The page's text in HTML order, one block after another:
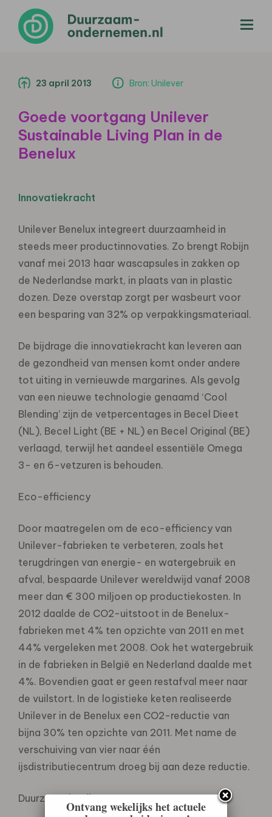
23 april 2013 Bron: Unilever
Goede voortgang Unilever
Sustainable Living Plan in de
Benelux
Innovatiekracht
Unilever Benelux integreert duurzaamheid in
steeds meer productinnovaties. Zo brengt Robijn
vanaf mei 2013 haar wascapsules in zakken op
de Nederlandse markt, in plaats van in plastic
dozen. Deze overstap zorgt per wasbeurt voor
een besparing van 32% op verpakkingsmateriaal.
De bijdrage die innovatiekracht kan leveren aan
de gezondheid van mensen komt onder andere
tot uiting in vernieuwde margarines. Als gevolg
van een nieuwe technologie genaamd ‘Cool
Blending’ zijn de vetpercentages in Becel Dieet
(NL), Becel Light (BE + NL) en Becel Original (BE)
verlaagd, terwijl het aandeel essentiële Omega
3- en 6-vetzuren is behouden.
Eco-efficiency
Door maatregelen om de eco-efficiency van
Unilever-fabrieken te verbeteren, zoals het
terugdringen van energie- en watergebruik en
afval, bespaarde Unilever wereldwijd vanaf 2008
meer dan € 300 miljoen op productiekosten. In
2012 daalde de CO2-uitstoot in de Benelux-
fabrieken met 4% ten opzichte van 2011 en met
44% vergeleken met 2008. Ook het watergebruik
in de fabrieken in België en Nederland daalde met
4%. Bovendien gaat er geen restafval meer naar
de vuilstort. In de logistieke keten realiseerde
Unilever in de Benelux een CO2-reductie van
bijna 30% ten opzichte van 2011. Met name de
verschuiving van vier naar één
ijsdistributiecentrum droeg bij aan deze reductie.
Duurzame landbouw
Ontvang wekelijks het actuele